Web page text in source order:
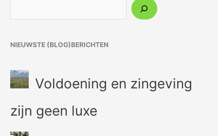
NIEUWSTE (BLOG)BERICHTEN
Voldoening en zingeving
zijn geen luxe